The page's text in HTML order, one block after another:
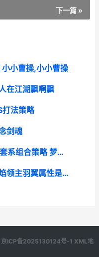
下一篇 »
小小曹操,小小曹操
在江湖飘啊飘
打法策略
剑魂
梦境护卫队目前T0绝顶阵型套系组合策略 梦境守护者动画片爱奇艺全集
烈焰领主羽翼属性是啥子 烈焰领主羽翼属性是什么
京ICP备2025130124号-1 XML地